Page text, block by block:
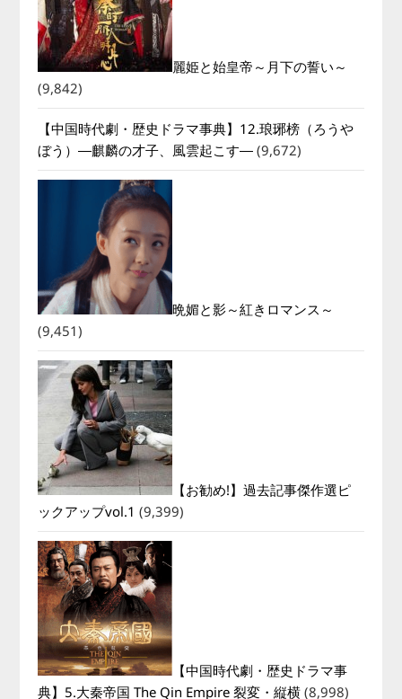
麗姫と始皇帝～月下の誓い～
(9,842)
【中国時代劇・歴史ドラマ事典】12.琅琊榜（ろうや
ぼう）―麒麟の才子、風雲起こす― (9,672)
晩媚と影～紅きロマンス～
(9,451)
【お勧め!】過去記事傑作選ピ
ックアップvol.1 (9,399)
【中国時代劇・歴史ドラマ事
典】5.大秦帝国 The Qin Empire 裂変・縦横 (8,998)